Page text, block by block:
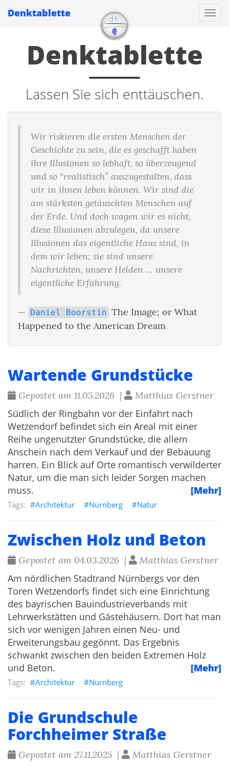
Denktablette
Denktablette
Lassen Sie sich enttäuschen.
Wir riskieren die ersten Menschen der
Geschichte zu sein, die es geschafft haben
ihre Illusionen so lebhaft, so überzeugend
und so “realistisch” auszugestalten, dass
wir in ihnen leben können. Wir sind die
am stärksten getäuschten Menschen auf
der Erde. Und doch wagen wir es nicht,
diese Illusionen abzulegen, da unsere
Illusionen das eigentliche Haus sind, in
dem wir leben; sie sind unsere
Nachrichten, unsere Helden … unsere
eigentliche Erfahrung.
— Daniel Boorstin The Image; or What
Happened to the American Dream
Wartende Grundstücke
Gepostet am 11.05.2026 |
Matthias Gerstner
Südlich der Ringbahn vor der Einfahrt nach
Wetzendorf befindet sich ein Areal mit einer
Reihe ungenutzter Grundstücke, die allem
Anschein nach dem Verkauf und der Bebauung
harren. Ein Blick auf Orte romantisch verwilderter
Natur, um die man sich leider Sorgen machen
muss.
[Mehr]
Architektur Nürnberg Natur
Zwischen Holz und Beton
Gepostet am 04.03.2026 |
Matthias Gerstner
Am nördlichen Stadtrand Nürnbergs vor den
Toren Wetzendorfs findet sich eine Einrichtung
des bayrischen Bauindustrieverbands mit
Lehrwerkstätten und Gästehäusern. Dort hat man
sich vor wenigen Jahren einen Neu- und
Erweiterungsbau gegönnt. Das Ergebnis
schwankt zwischen den beiden Extremen Holz
und Beton.
[Mehr]
Architektur Nürnberg
Die Grundschule
Forchheimer Straße
Gepostet am 27.11.2025 |
Matthias Gerstner